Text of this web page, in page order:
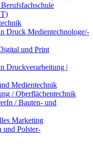
Druck Medientechnologe/-
und Print
Druckverarbeitung |
Medientechnik
/ Oberflächentechnik
/ Bauten- und
Marketing
und Polster-